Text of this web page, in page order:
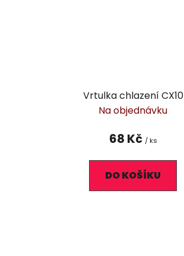
Vrtulka chlazení CX10
Na objednávku
68 Kč / ks
DO KOŠÍKU